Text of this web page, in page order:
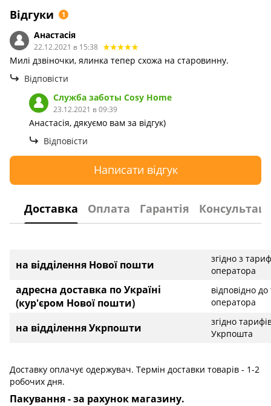
Відгуки 1
Анастасія
22.12.2021 в 15:38
Милі дзвіночки, ялинка тепер схожа на старовинну.
Відповісти
Служба заботы Сosy Home
23.12.2021 в 09:39
Анастасія, дякуємо вам за відгук)
Відповісти
Написати відгук
Доставка Оплата Гарантія
на відділення Нової пошти
згідно з
оператора
адресна доставка по Україні
(кур'єром Нової пошти)
відповідно
оператора
на відділення Укрпошти
згідно
Укрпошта
Доставку оплачує одержувач. Термін доставки товарів - 1-2
робочих дня.
Пакування - за рахунок магазину.